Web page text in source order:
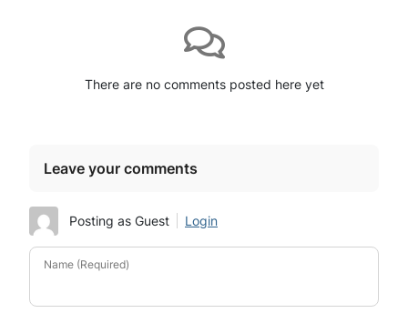
There are no comments posted here yet
Leave your comments
Posting as Guest Login
Name (Required)